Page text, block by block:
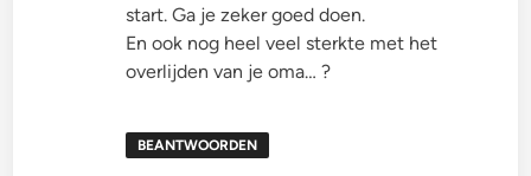
start. Ga je zeker goed doen.
En ook nog heel veel sterkte met het
overlijden van je oma… ?
BEANTWOORDEN